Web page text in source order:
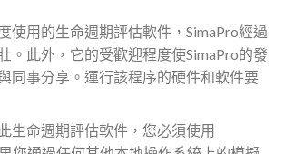
使用的生命週期評估軟件，SimaPro經過
。此外，它的受歡迎程度使SimaPro的發
同事分享。運行該程序的硬件和軟件要
生命週期評估軟件，您必須使用